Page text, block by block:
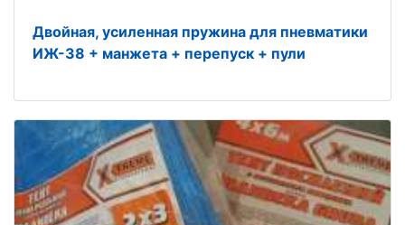
Двойная, усиленная пружина для пневматики
ИЖ-38 + манжета + перепуск + пули